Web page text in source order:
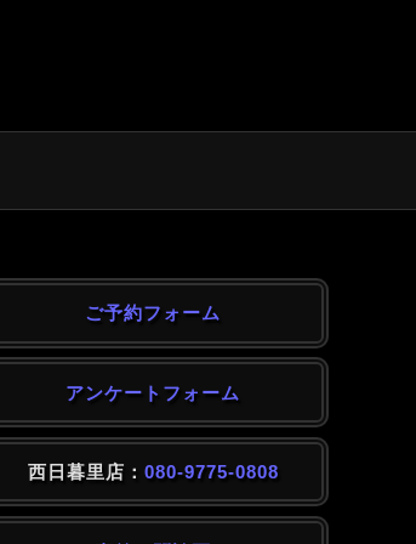
ご予約フォーム
アンケートフォーム
西日暮里店： 080-9775-0808